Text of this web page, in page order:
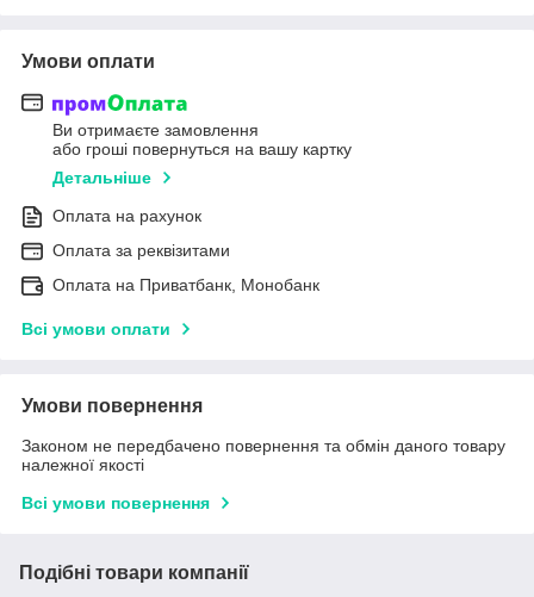
Умови оплати
Ви отримаєте замовлення
або гроші повернуться на вашу картку
Детальніше
Оплата на рахунок
Оплата за реквізитами
Оплата на Приватбанк, Монобанк
Всі умови оплати
Умови повернення
Законом не передбачено повернення та обмін даного товару
належної якості
Всі умови повернення
Подібні товари компанії